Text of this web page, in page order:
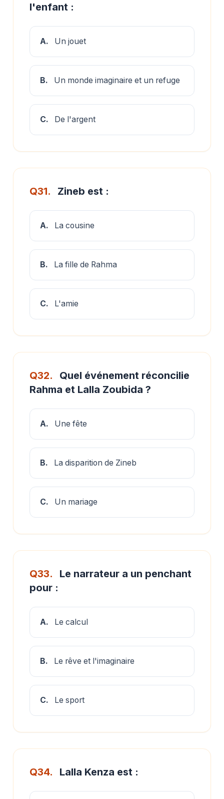
l'enfant :
A. Un jouet
B. Un monde imaginaire et un refuge
C. De l'argent
Q31. Zineb est :
A. La cousine
B. La fille de Rahma
C. L'amie
Q32.
Quel événement réconcilie
Rahma et Lalla Zoubida ?
A. Une fête
B. La disparition de Zineb
C. Un mariage
Q33.
Le narrateur a un penchant
pour :
A. Le calcul
B. Le rêve et l'imaginaire
C. Le sport
Q34. Lalla Kenza est :